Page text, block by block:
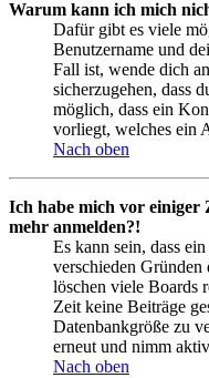
Warum kann ich mich
Dafür gibt es viele
Benutzername und
Fall ist, wende dich
sicherzugehen, dass
möglich, dass ein
vorliegt, welches ein
Nach oben
Ich habe mich vor
mehr anmelden?!
Es kann sein, dass
verschieden
löschen viele Boards
Zeit keine Beiträge
Datenbankgröße zu
erneut und nimm
Nach oben